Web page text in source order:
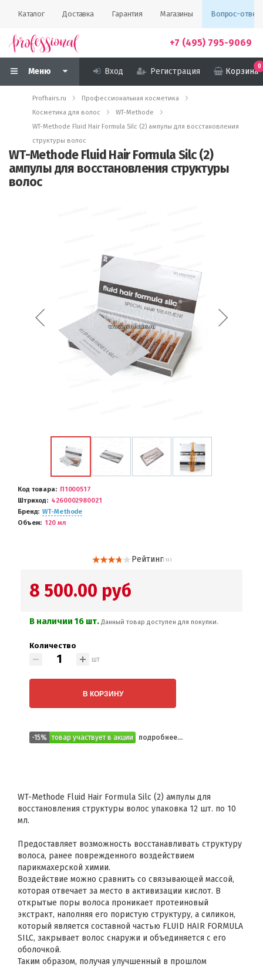
Каталог Доставка Гарантия Магазины Вопрос-ответ
+7 (495) 795-9069
Меню Вход Регистрация Корзина
0
Profhairs.ru
Профессиональная косметика
Косметика для волос
WT-Methode
WT-Methode Fluid Hair Formula Silc (2) ампулы для восстановления
структуры волос
WT-Methode Fluid Hair Formula Silc (2)
ампулы для восстановления структуры
волос
Код товара
П1000517
Штриход
4260002980021
Бренд
WT-Methode
Объем
120 мл
Рейтинг( 13 )
8 500.00 руб
В наличии 16 шт. Данный товар доступен для покупки.
Количество
шт
В КОРЗИНУ
-15% товар участвует в акции подробнее...
WT-Methode Fluid Hair Formula Silc (2) ампулы для
восстановления структуры волос упаковка 12 шт. по 10
мл.
Предоставляет возможность восстанавливать структуру
волоса, ранее поврежденного воздействием
парикмахерской химии.
Воздействие можно сравнить со связывающей массой,
которая отвечает за место в активизации кислот. В
открытые поры волоса проникает протеиновый
экстракт, наполняя его пористую структуру, а силикон,
который является составной частью FLUID HAIR FORMULA
SILC, закрывает волос снаружи и объединяется с его
оболочкой.
Таким образом, получая улучшенный в прошлом